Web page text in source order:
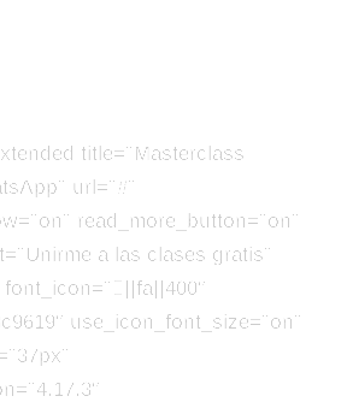
title=”Masterclass
url=”#”
read_more_button=”on”
a las clases gratis”
use_icon_font_size=”on”